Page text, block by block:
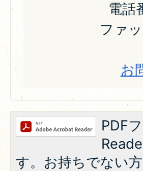
電話
ファ
お
PDF
す。お持ちでない